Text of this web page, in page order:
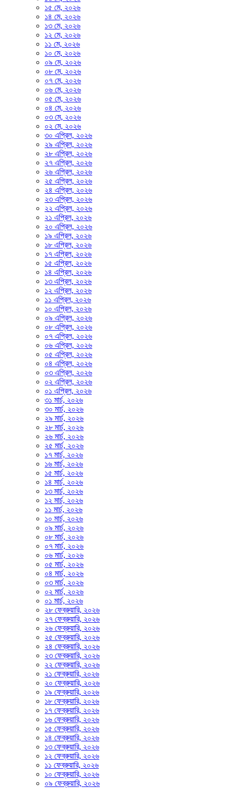
১৫ মে, ২০২৬
১৪ মে, ২০২৬
১৩ মে, ২০২৬
১২ মে, ২০২৬
১১ মে, ২০২৬
১০ মে, ২০২৬
০৯ মে, ২০২৬
০৮ মে, ২০২৬
০৭ মে, ২০২৬
০৬ মে, ২০২৬
০৫ মে, ২০২৬
০৪ মে, ২০২৬
০৩ মে, ২০২৬
০২ মে, ২০২৬
৩০ এপ্রিল, ২০২৬
২৯ এপ্রিল, ২০২৬
২৮ এপ্রিল, ২০২৬
২৭ এপ্রিল, ২০২৬
২৬ এপ্রিল, ২০২৬
২৫ এপ্রিল, ২০২৬
২৪ এপ্রিল, ২০২৬
২৩ এপ্রিল, ২০২৬
২২ এপ্রিল, ২০২৬
২১ এপ্রিল, ২০২৬
২০ এপ্রিল, ২০২৬
১৯ এপ্রিল, ২০২৬
১৮ এপ্রিল, ২০২৬
১৭ এপ্রিল, ২০২৬
১৫ এপ্রিল, ২০২৬
১৪ এপ্রিল, ২০২৬
১৩ এপ্রিল, ২০২৬
১২ এপ্রিল, ২০২৬
১১ এপ্রিল, ২০২৬
১০ এপ্রিল, ২০২৬
০৯ এপ্রিল, ২০২৬
০৮ এপ্রিল, ২০২৬
০৭ এপ্রিল, ২০২৬
০৬ এপ্রিল, ২০২৬
০৫ এপ্রিল, ২০২৬
০৪ এপ্রিল, ২০২৬
০৩ এপ্রিল, ২০২৬
০২ এপ্রিল, ২০২৬
০১ এপ্রিল, ২০২৬
৩১ মার্চ, ২০২৬
৩০ মার্চ, ২০২৬
২৯ মার্চ, ২০২৬
২৮ মার্চ, ২০২৬
২৬ মার্চ, ২০২৬
২৫ মার্চ, ২০২৬
১৭ মার্চ, ২০২৬
১৬ মার্চ, ২০২৬
১৫ মার্চ, ২০২৬
১৪ মার্চ, ২০২৬
১৩ মার্চ, ২০২৬
১২ মার্চ, ২০২৬
১১ মার্চ, ২০২৬
১০ মার্চ, ২০২৬
০৯ মার্চ, ২০২৬
০৮ মার্চ, ২০২৬
০৭ মার্চ, ২০২৬
০৬ মার্চ, ২০২৬
০৫ মার্চ, ২০২৬
০৪ মার্চ, ২০২৬
০৩ মার্চ, ২০২৬
০২ মার্চ, ২০২৬
০১ মার্চ, ২০২৬
২৮ ফেব্রুয়ারি, ২০২৬
২৭ ফেব্রুয়ারি, ২০২৬
২৬ ফেব্রুয়ারি, ২০২৬
২৫ ফেব্রুয়ারি, ২০২৬
২৪ ফেব্রুয়ারি, ২০২৬
২৩ ফেব্রুয়ারি, ২০২৬
২২ ফেব্রুয়ারি, ২০২৬
২১ ফেব্রুয়ারি, ২০২৬
২০ ফেব্রুয়ারি, ২০২৬
১৯ ফেব্রুয়ারি, ২০২৬
১৮ ফেব্রুয়ারি, ২০২৬
১৭ ফেব্রুয়ারি, ২০২৬
১৬ ফেব্রুয়ারি, ২০২৬
১৫ ফেব্রুয়ারি, ২০২৬
১৪ ফেব্রুয়ারি, ২০২৬
১৩ ফেব্রুয়ারি, ২০২৬
১২ ফেব্রুয়ারি, ২০২৬
১১ ফেব্রুয়ারি, ২০২৬
১০ ফেব্রুয়ারি, ২০২৬
০৯ ফেব্রুয়ারি, ২০২৬